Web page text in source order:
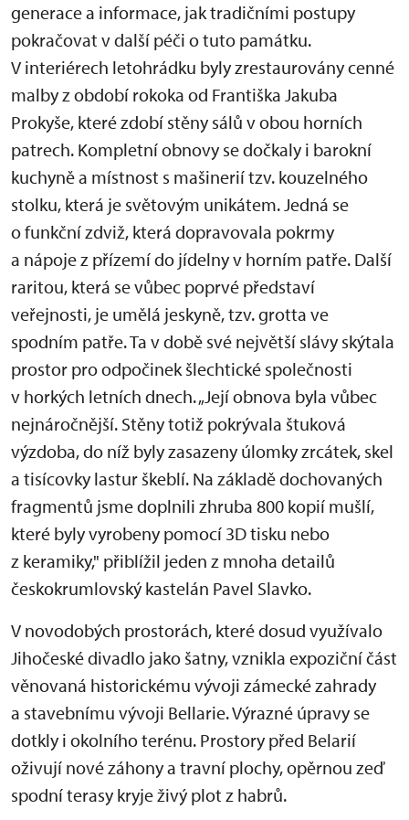
generace a informace, jak tradičními postupy
pokračovat v další péči o tuto památku.
V interiérech letohrádku byly zrestaurovány cenné
malby z období rokoka od Františka Jakuba
Prokyše, které zdobí stěny sálů v obou horních
patrech. Kompletní obnovy se dočkaly i barokní
kuchyně a místnost s mašinerií tzv. kouzelného
stolku, která je světovým unikátem. Jedná se
o funkční zdviž, která dopravovala pokrmy
a nápoje z přízemí do jídelny v horním patře. Další
raritou, která se vůbec poprvé představí
veřejnosti, je umělá jeskyně, tzv. grotta ve
spodním patře. Ta v době své největší slávy skýtala
prostor pro odpočinek šlechtické společnosti
v horkých letních dnech. „Její obnova byla vůbec
nejnáročnější. Stěny totiž pokrývala štuková
výzdoba, do níž byly zasazeny úlomky zrcátek, skel
a tisícovky lastur škeblí. Na základě dochovaných
fragmentů jsme doplnili zhruba 800 kopií mušlí,
které byly vyrobeny pomocí 3D tisku nebo
z keramiky," přiblížil jeden z mnoha detailů
českokrumlovský kastelán Pavel Slavko.
V novodobých prostorách, které dosud využívalo
Jihočeské divadlo jako šatny, vznikla expoziční část
věnovaná historickému vývoji zámecké zahrady
a stavebnímu vývoji Bellarie. Výrazné úpravy se
dotkly i okolního terénu. Prostory před Belarií
oživují nové záhony a travní plochy, opěrnou zeď
spodní terasy kryje živý plot z habrů.